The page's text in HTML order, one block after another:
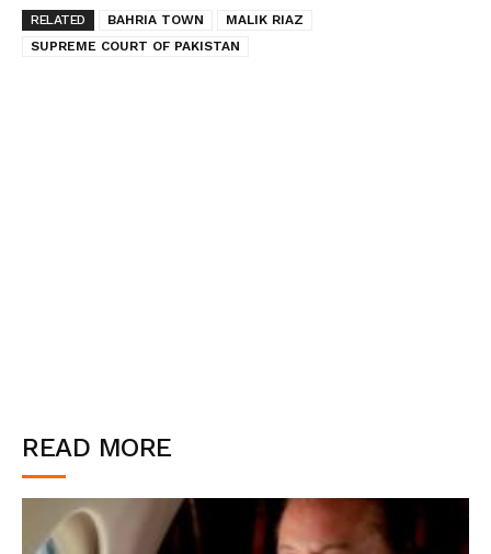
RELATED BAHRIA TOWN
MALIK RIAZ
SUPREME COURT OF PAKISTAN
READ MORE